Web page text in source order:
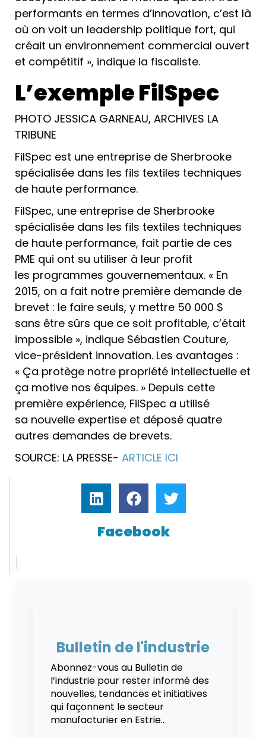
performants en termes d’innovation, c’est là
où on voit un leadership politique fort, qui
créait un environnement commercial ouvert
et compétitif », indique la fiscaliste.
L’exemple FilSpec
PHOTO JESSICA GARNEAU, ARCHIVES LA
TRIBUNE
FilSpec est une entreprise de Sherbrooke
spécialisée dans les fils textiles techniques
de haute performance.
FilSpec, une entreprise de Sherbrooke
spécialisée dans les fils textiles techniques
de haute performance, fait partie de ces
PME qui ont su utiliser à leur profit
les programmes gouvernementaux. « En
2015, on a fait notre première demande de
brevet : le faire seuls, y mettre 50 000 $
sans être sûrs que ce soit profitable, c’était
impossible », indique Sébastien Couture,
vice-président innovation. Les avantages :
« Ça protège notre propriété intellectuelle et
ça motive nos équipes. » Depuis cette
première expérience, FilSpec a utilisé
sa nouvelle expertise et déposé quatre
autres demandes de brevets.
SOURCE: LA PRESSE- ARTICLE ICI
Facebook
Bulletin de l'industrie
Abonnez-vous au Bulletin de
l’industrie pour rester informé des
nouvelles, tendances et initiatives
qui façonnent le secteur
manufacturier en Estrie..